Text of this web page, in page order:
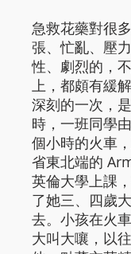
急救花藥對很
張、忙亂、壓
性、劇烈的，
上，都頗有緩
深刻的一次，
時，一班同學
個小時的火車
省東北端的
英倫大學上課
了她三、四歲
去。小孩在火
大叫大嚷，以